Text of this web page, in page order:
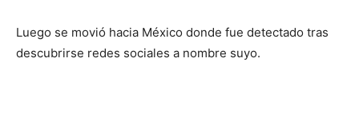
Luego se movió hacia México donde fue detectado tras
descubrirse redes sociales a nombre suyo.